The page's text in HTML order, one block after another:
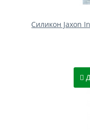
Силикон Jaxon